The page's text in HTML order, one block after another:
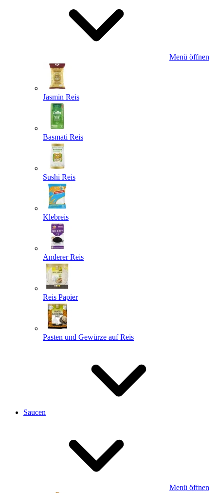
Menü öffnen
Jasmin Reis
Basmati Reis
Sushi Reis
Klebreis
Anderer Reis
Reis Papier
Pasten und Gewürze auf Reis
Saucen
Menü öffnen